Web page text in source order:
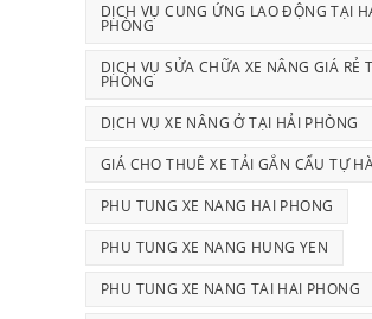
DỊCH VỤ CUNG ỨNG LAO ĐỘNG TẠI
PHÒNG
DỊCH VỤ SỬA CHỮA XE NÂNG GIÁ RẺ
PHÒNG
DỊCH VỤ XE NÂNG Ở TẠI HẢI PHÒNG
GIÁ CHO THUÊ XE TẢI GẮN CẨU TỰ
PHU TUNG XE NANG HAI PHONG
PHU TUNG XE NANG HUNG YEN
PHU TUNG XE NANG TAI HAI PHONG